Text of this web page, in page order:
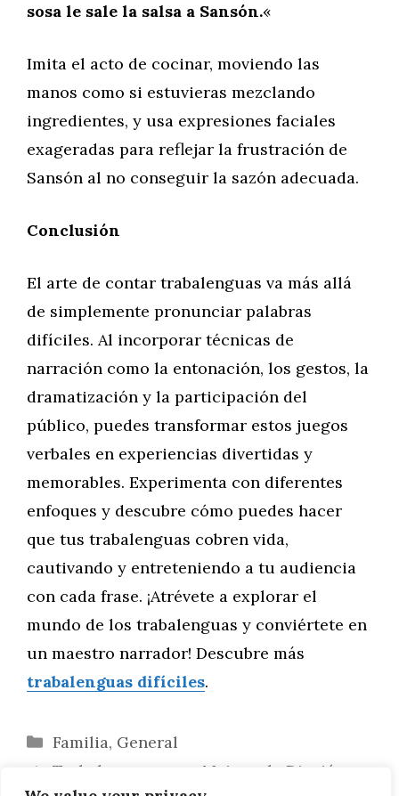
sosa le sale la salsa a Sansón.«
Imita el acto de cocinar, moviendo las
manos como si estuvieras mezclando
ingredientes, y usa expresiones faciales
exageradas para reflejar la frustración de
Sansón al no conseguir la sazón adecuada.
Conclusión
El arte de contar trabalenguas va más allá
de simplemente pronunciar palabras
difíciles. Al incorporar técnicas de
narración como la entonación, los gestos, la
dramatización y la participación del
público, puedes transformar estos juegos
verbales en experiencias divertidas y
memorables. Experimenta con diferentes
enfoques y descubre cómo puedes hacer
que tus trabalenguas cobren vida,
cautivando y entreteniendo a tu audiencia
con cada frase. ¡Atrévete a explorar el
mundo de los trabalenguas y conviértete en
un maestro narrador! Descubre más
trabalenguas difíciles.
Categorías
Familia, General
Trabalenguas para Mejorar la Dicción y